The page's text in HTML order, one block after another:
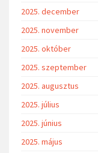
2025. december
2025. november
2025. október
2025. szeptember
2025. augusztus
2025. július
2025. június
2025. május